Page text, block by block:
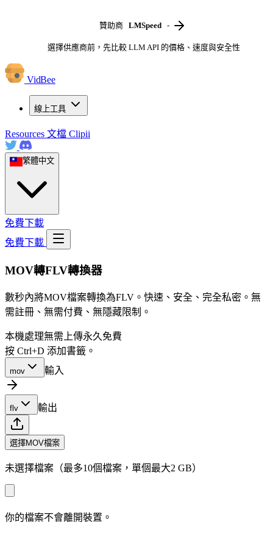
贊助商 LMSpeed -
選擇供應商前，先比較 LLM API 的價格、速度與安全性
VidBee
線上工具
Resources 文檔 Clipii
繁體中文
免費下載
免費下載
MOV轉FLV轉換器
數秒內將MOV檔案轉換為FLV。快速、安全、完全私密。無
需註冊、無需付費、無隱藏限制。
本機處理無需上傳永久免費
按 Ctrl+D 添加書籤。
mov 輸入
flv 輸出
選擇MOV檔案
未選擇檔案（最多10個檔案，單個最大2 GB）
你的檔案不會離開裝置。